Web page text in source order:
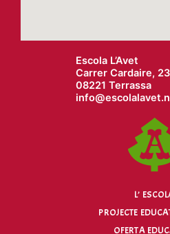
Escola L’Avet
Carrer Cardaire, 23
08221 Terrassa
info@
L’
PROJECTE
OFERTA